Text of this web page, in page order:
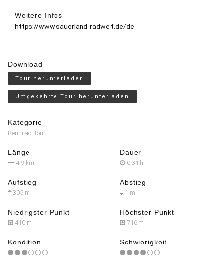
Weitere Infos
https://www.sauerland-radwelt.de/de
Download
Tour herunterladen
Umgekehrte Tour herunterladen
Kategorie
Rennrad-Tour
Länge
4.9 km
Dauer
0:31 h
Aufstieg
305 m
Abstieg
1 m
Niedrigster Punkt
410 m
Höchster Punkt
716 m
Kondition Schwierigkeit